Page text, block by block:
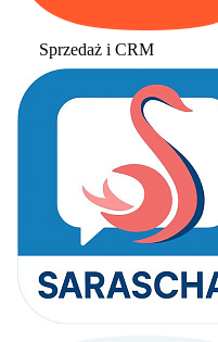
Sprzedaż i CRM